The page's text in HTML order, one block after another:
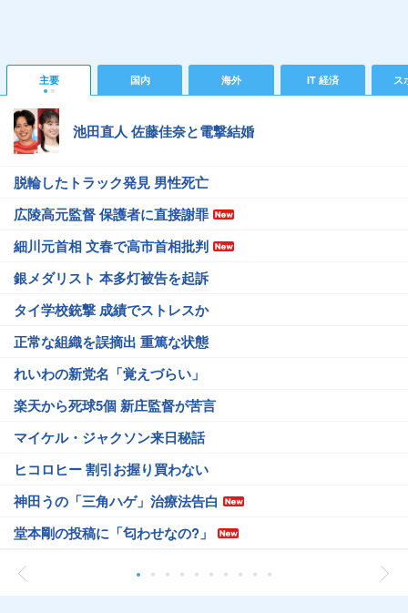
主要 国内 海外 IT 経済 ス
池田直人 佐藤佳奈と電撃結婚
脱輪したトラック発見 男性死亡
広陵高元監督 保護者に直接謝罪
細川元首相 文春で高市首相批判
銀メダリスト 本多灯被告を起訴
タイ学校銃撃 成績でストレスか
正常な組織を誤摘出 重篤な状態
れいわの新党名「覚えづらい」
楽天から死球5個 新庄監督が苦言
マイケル・ジャクソン来日秘話
ヒコロヒー 割引お握り買わない
神田うの「三角ハゲ」治療法告白
堂本剛の投稿に「匂わせなの?」